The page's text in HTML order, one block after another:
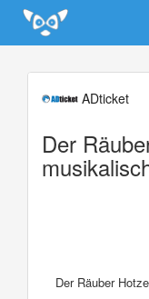
Update cookies preferences
ADticket
Der
Der Räuber